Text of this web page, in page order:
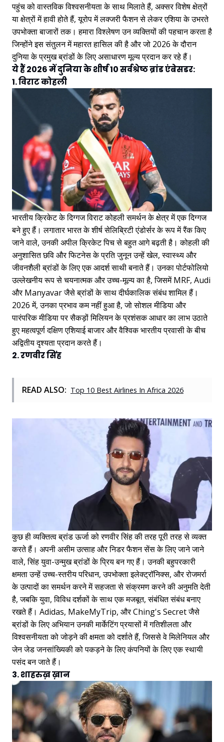
पहुंच को वास्तविक विश्वसनीयता के साथ मिलाते हैं, अक्सर विशेष क्षेत्रों
या क्षेत्रों में हावी होते हैं, यूरोप में लक्जरी फैशन से लेकर एशिया के उभरते
उपभोक्ता बाजारों तक। हमारा विश्लेषण उन व्यक्तियों की पहचान करता है
जिन्होंने इस संतुलन में महारत हासिल की है और जो 2026 के दौरान
दुनिया के प्रमुख ब्रांडों के लिए असाधारण मूल्य प्रदान कर रहे हैं।
ये हैं 2026 में दुनिया के शीर्ष 10 सर्वश्रेष्ठ ब्रांड एंबेसडर:
1. विराट कोहली
भारतीय क्रिकेट के दिग्गज विराट कोहली समर्थन के क्षेत्र में एक दिग्गज
बने हुए हैं। लगातार भारत के शीर्ष सेलिब्रिटी एंडोर्सर के रूप में रैंक किए
जाने वाले, उनकी अपील क्रिकेट पिच से बहुत आगे बढ़ती है। कोहली की
अनुशासित छवि और फिटनेस के प्रति जुनून उन्हें खेल, स्वास्थ्य और
जीवनशैली ब्रांडों के लिए एक आदर्श साथी बनाते हैं। उनका पोर्टफोलियो
उल्लेखनीय रूप से चयनात्मक और उच्च-मूल्य का है, जिसमें MRF, Audi
और Manyavar जैसे ब्रांडों के साथ दीर्घकालिक संबंध शामिल हैं।
2026 में, उनका प्रभाव कम नहीं हुआ है, जो सोशल मीडिया और
पारंपरिक मीडिया पर सैकड़ों मिलियन के प्रशंसक आधार का लाभ उठाते
हुए महत्वपूर्ण दक्षिण एशियाई बाजार और वैश्विक भारतीय प्रवासी के बीच
अद्वितीय दृश्यता प्रदान करते हैं।
2. रणवीर सिंह
READ ALSO: Top 10 Best Airlines In Africa 2026
कुछ ही व्यक्तित्व ब्रांड ऊर्जा को रणवीर सिंह की तरह पूरी तरह से व्यक्त
करते हैं। अपनी असीम उत्साह और निडर फैशन सेंस के लिए जाने जाने
वाले, सिंह युवा-उन्मुख ब्रांडों के प्रिय बन गए हैं। उनकी बहुपरकारी
क्षमता उन्हें उच्च-स्तरीय परिधान, उपभोक्ता इलेक्ट्रॉनिक्स, और रोजमर्रा
के उत्पादों का समर्थन करने में सहजता से संक्रमण करने की अनुमति देती
है, जबकि युवा, विविध दर्शकों के साथ एक मजबूत, संबंधित संबंध बनाए
रखते हैं। Adidas, MakeMyTrip, और Ching's Secret जैसे
ब्रांडों के लिए अभियान उनकी मार्केटिंग प्रयासों में गतिशीलता और
विश्वसनीयता को जोड़ने की क्षमता को दर्शाते हैं, जिससे वे मिलेनियल और
जेन जेड जनसांख्यिकी को पकड़ने के लिए कंपनियों के लिए एक स्थायी
पसंद बन जाते हैं।
3. शाहरुख़ ख़ान